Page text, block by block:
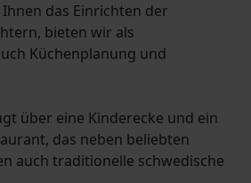
das Einrichten der
bieten wir als
Küchenplanung und
über eine Kinderecke und ein
das neben beliebten
auch traditionelle schwedische